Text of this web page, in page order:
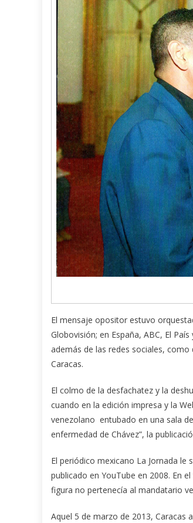
El mensaje opositor estuvo
Globovisión; en España, ABC, El
además de las redes sociales,
Caracas.
El colmo de la desfachatez y la
cuando en la edición impresa y la
venezolano entubado en una sala
enfermedad de Chávez”, la
El periódico mexicano La Jornada
publicado en YouTube en 2008. En
figura no pertenecía al mandatario
Aquel 5 de marzo de 2013, Caracas